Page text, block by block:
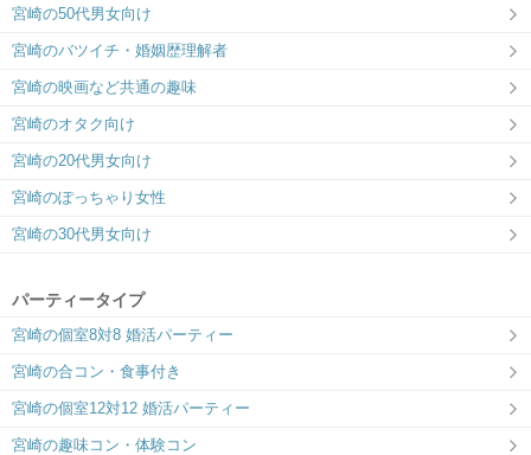
宮崎の50代男女向け
宮崎のバツイチ・婚姻歴理解者
宮崎の映画など共通の趣味
宮崎のオタク向け
宮崎の20代男女向け
宮崎のぽっちゃり女性
宮崎の30代男女向け
パーティータイプ
宮崎の個室8対8 婚活パーティー
宮崎の合コン・食事付き
宮崎の個室12対12 婚活パーティー
宮崎の趣味コン・体験コン